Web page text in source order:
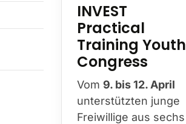
INVEST
Practical
Training Youth
Congress
Vom 9. bis 12. April
unterstützten junge
Freiwillige aus sechs